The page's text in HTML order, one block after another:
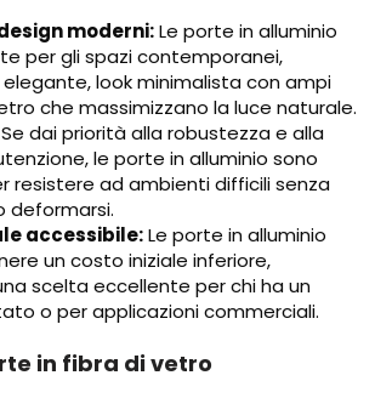
moderni:Le porte in alluminio
per gli spazi contemporanei,
look minimalista con ampi
che massimizzano la luce naturale.
Se dai priorità alla robustezza e alla
le porte in alluminio sono
resistere ad ambienti difficili senza
deformarsi.
accessibile:Le porte in alluminio
un costo iniziale inferiore,
scelta eccellente per chi ha un
o per applicazioni commerciali.
in fibra di vetro